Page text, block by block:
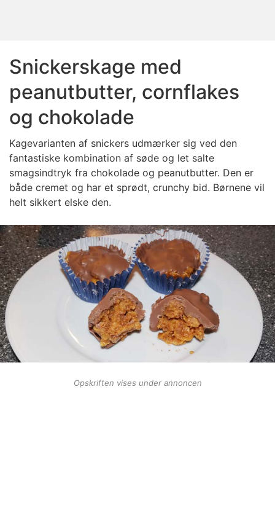
Snickerskage med
peanutbutter, cornflakes
og chokolade
Kagevarianten af snickers udmærker sig ved den
fantastiske kombination af søde og let salte
smagsindtryk fra chokolade og peanutbutter. Den er
både cremet og har et sprødt, crunchy bid. Børnene vil
helt sikkert elske den.
Opskriften vises under annoncen